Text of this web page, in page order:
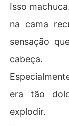
ração dela.
Isso
na cama
sensação
cabeça.
era tão
explodir.